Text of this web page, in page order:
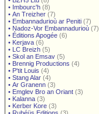
• Imbourc'h (8)
• An Treizher (7)
• Embannadurioù ar Peniti (7)
• Nadoz-Vor Embannadurioù (7)
• Éditions Apogée (6)
• Kerjava (6)
• LC Breizh (5)
• Skol an Emsav (5)
• Brennig Productions (4)
• P'tit Louis (4)
• Stang Alar (4)
• Ar Granenn (3)
• Emglev Bro an Oriant (3)
• Kalanna (3)
• Kerber Kore (3)